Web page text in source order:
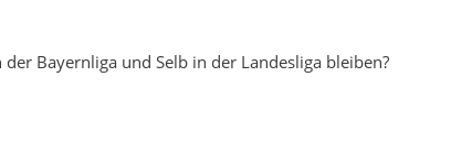
Bayernliga und Selb in der Landesliga bleiben?